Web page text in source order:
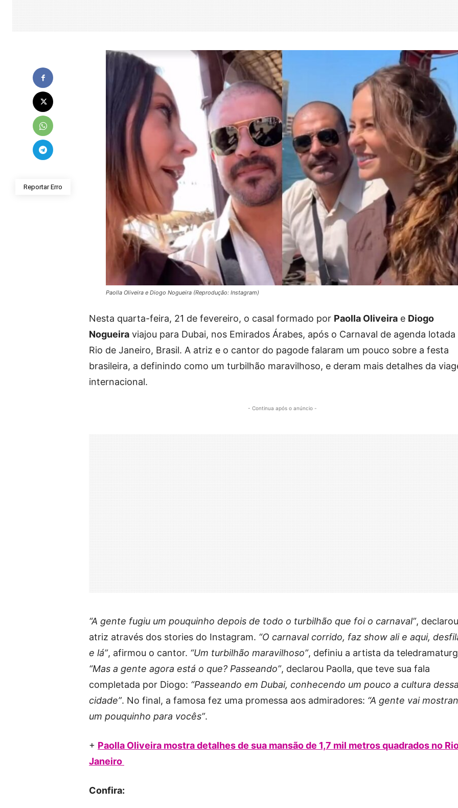
Reportar Erro
Paolla Oliveira e Diogo Nogueira (Reprodução: Instagram)
Nesta quarta-feira, 21 de fevereiro, o casal formado por Paolla Oliveira e Diogo
Nogueira viajou para Dubai, nos Emirados Árabes, após o Carnaval de agenda lotada
Rio de Janeiro, Brasil. A atriz e o cantor do pagode falaram um pouco sobre a festa
brasileira, a definindo como um turbilhão maravilhoso, e deram mais detalhes da
internacional.
- Continua após o anúncio -
“A gente fugiu um pouquinho depois de todo o turbilhão que foi o carnaval”,
atriz através dos stories do Instagram. “O carnaval corrido, faz show ali e aqui,
e lá”, afirmou o cantor. “Um turbilhão maravilhoso”, definiu a artista da
“Mas a gente agora está o que? Passeando”, declarou Paolla, que teve sua fala
completada por Diogo: “Passeando em Dubai, conhecendo um pouco a cultura dessa
cidade”. No final, a famosa fez uma promessa aos admiradores: “A gente vai
um pouquinho para vocês”.
+ Paolla Oliveira mostra detalhes de sua mansão de 1,7 mil metros quadrados no
Janeiro
Confira: